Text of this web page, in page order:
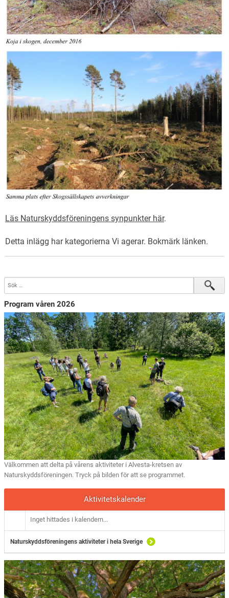
Läs Naturskyddsföreningens synpunkter här.
Detta inlägg har kategorierna Vi agerar. Bokmärk länken.
Program våren 2026
Välkommen att delta på vårens aktiviteter i Alvesta-kretsen av
Naturskyddsföreningen. Tryck på bilden för att se programmet.
Aktivitetskalender
Inget hittades i kalendern...
Naturskyddsföreningens aktiviteter i hela Sverige